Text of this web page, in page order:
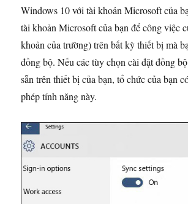
Windows 10 với tài khoản Microsoft của
tài khoản Microsoft của bạn để công việc
khoản của trường) trên bất kỳ thiết bị mà
đồng bộ. Nếu các tùy chọn cài đặt đồng
sẵn trên thiết bị của bạn, tổ chức của bạn
phép tính năng này.